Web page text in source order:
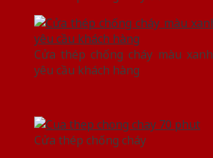
Cửa thép chống cháy màu
yêu cầu khách hàng
Cửa thép chống cháy